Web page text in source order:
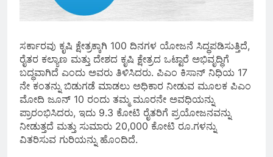
ಸರ್ಕಾರವು ಕೃಷಿ ಕ್ಷೇತ್ರಕ್ಕಾಗಿ 100 ದಿನಗಳ ಯೋಜನೆ ಸಿದ್ಧಪಡಿಸುತ್ತಿದೆ,
ರೈತರ ಕಲ್ಯಾಣ ಮತ್ತು ದೇಶದ ಕೃಷಿ ಕ್ಷೇತ್ರದ ಒಟ್ಟಾರೆ ಅಭಿವೃದ್ಧಿಗೆ
ಬದ್ಧವಾಗಿದೆ ಎಂದು ಅವರು ತಿಳಿಸಿದರು. ಪಿಎಂ ಕಿಸಾನ್ ನಿಧಿಯ 17
ನೇ ಕಂತನ್ನು ಬಿಡುಗಡೆ ಮಾಡಲು ಅಧಿಕಾರ ನೀಡುವ ಮೂಲಕ ಪಿಎಂ
ಮೋದಿ ಜೂನ್ 10 ರಂದು ತಮ್ಮ ಮೂರನೇ ಅವಧಿಯನ್ನು
ಪ್ರಾರಂಭಿಸಿದರು, ಇದು 9.3 ಕೋಟಿ ರೈತರಿಗೆ ಪ್ರಯೋಜನವನ್ನು
ನೀಡುತ್ತದೆ ಮತ್ತು ಸುಮಾರು 20,000 ಕೋಟಿ ರೂ.ಗಳನ್ನು
ವಿತರಿಸುವ ಗುರಿಯನ್ನು ಹೊಂದಿದೆ.